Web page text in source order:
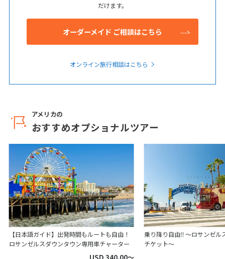
だけます。
オーダーメイド ご相談はこちら
オンライン旅行相談はこちら
アメリカの
おすすめオプショナルツアー
【日本語ガイド】出発時間もルートも自由！
ロサンゼルスダウンタウン専用車チャーター
乗り降り自由‼ ～ロサンゼル
チケット～